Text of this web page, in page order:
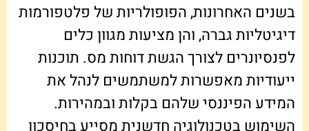
בשנים האחרונות, הפופולריות של פלטפורמות
דיגיטליות גברה, והן מציעות מגוון כלים
לפנסיונרים לצורך הגשת דוחות מס. תוכנות
ייעודיות מאפשרות למשתמשים לנהל את
המידע הפיננסי שלהם בקלות ובמהירות.
השימוש בטכנולוגיה חדשנית מסייע בחיסכון